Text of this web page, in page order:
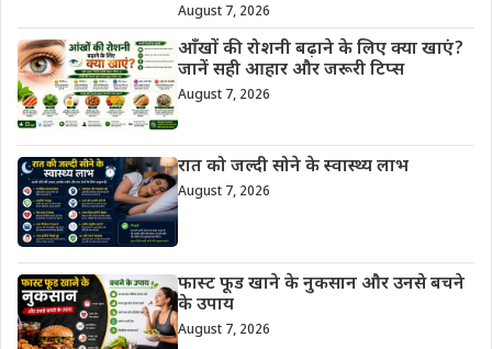
August 7, 2026
आँखों की रोशनी बढ़ाने के लिए क्या खाएं?
जानें सही आहार और जरूरी टिप्स
August 7, 2026
रात को जल्दी सोने के स्वास्थ्य लाभ
August 7, 2026
फास्ट फूड खाने के नुकसान और उनसे बचने
के उपाय
August 7, 2026